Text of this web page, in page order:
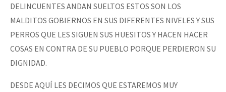
DELINCUENTES ANDAN SUELTOS ESTOS SON LOS
MALDITOS GOBIERNOS EN SUS DIFERENTES NIVELES Y SUS
PERROS QUE LES SIGUEN SUS HUESITOS Y HACEN HACER
COSAS EN CONTRA DE SU PUEBLO PORQUE PERDIERON SU
DIGNIDAD.
DESDE AQUÍ LES DECIMOS QUE ESTAREMOS MUY